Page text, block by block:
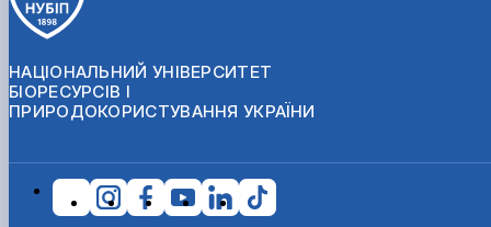
НАЦІОНАЛЬНИЙ УНІВЕРСИТЕТ
БІОРЕСУРСІВ І
ПРИРОДОКОРИСТУВАННЯ УКРАЇНИ